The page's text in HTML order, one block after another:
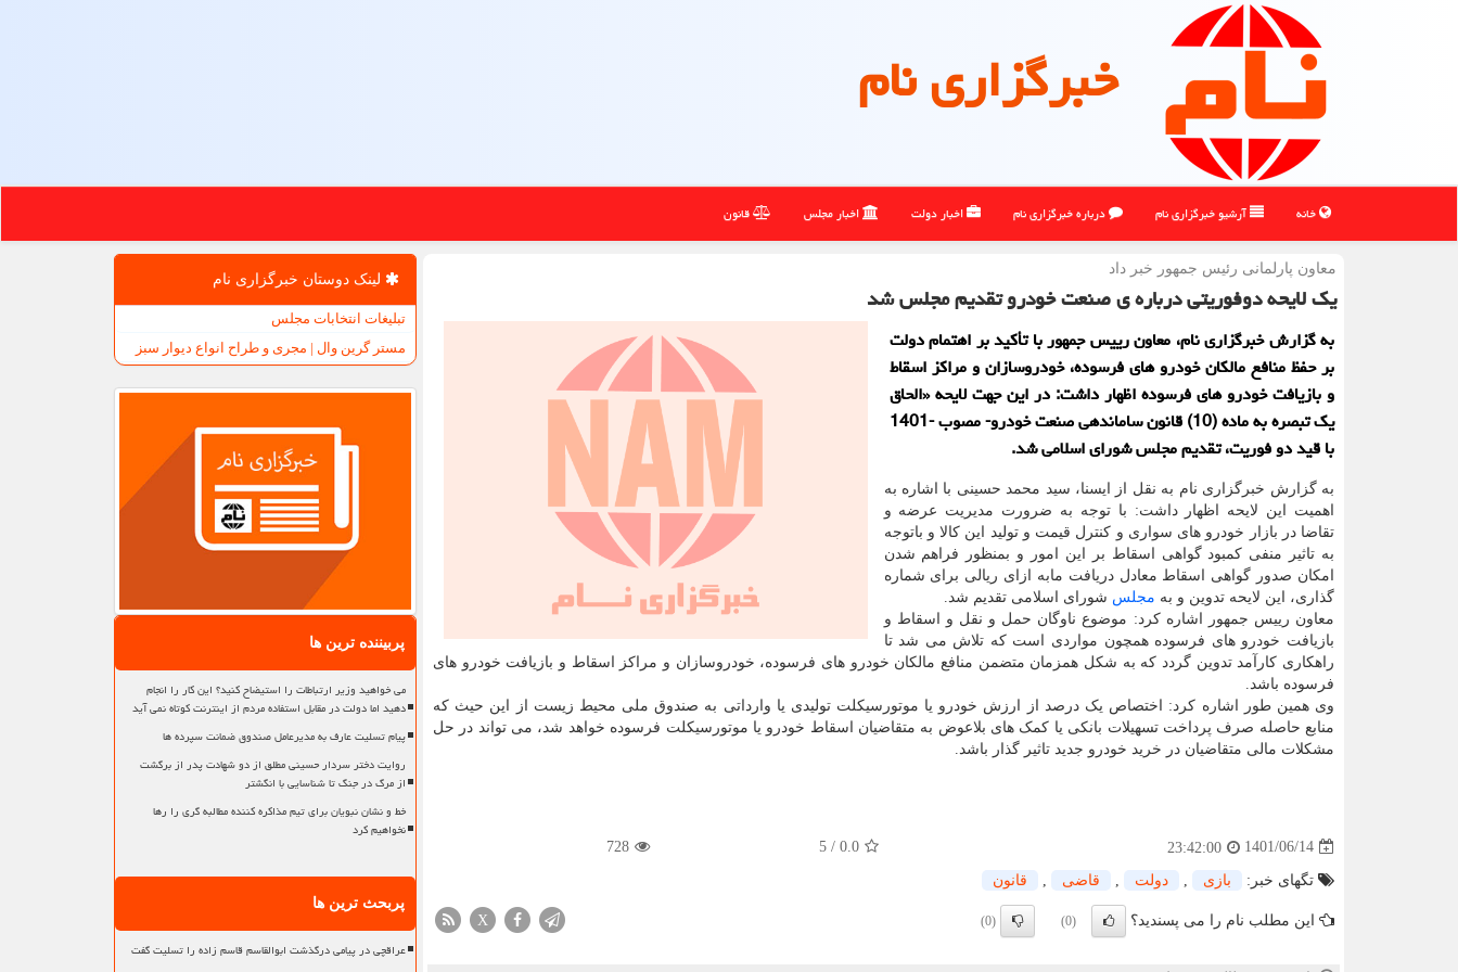
خبرگزاری نام
خانه آرشیو خبرگزاری نام درباره خبرگزاری نام اخبار دولت اخبار مجلس قانون
معاون پارلمانی رئیس جمهور خبر داد
یک لایحه دوفوریتی درباره ی صنعت خودرو تقدیم مجلس شد
به گزارش خبرگزاری نام، معاون رییس جمهور با تأکید بر اهتمام دولت
بر حفظ منافع مالکان خودرو های فرسوده، خودروسازان و مراکز اسقاط
و بازیافت خودرو های فرسوده اظهار داشت: در این جهت لایحه «الحاق
یک تبصره به ماده (10) قانون ساماندهی صنعت خودرو- مصوب -1401
با قید دو فوریت، تقدیم مجلس شورای اسلامی شد.
به گزارش خبرگزاری نام به نقل از ایسنا، سید محمد حسینی با اشاره به
اهمیت این لایحه اظهار داشت: با توجه به ضرورت مدیریت عرضه و
تقاضا در بازار خودرو های سواری و کنترل قیمت و تولید این کالا و باتوجه
به تاثیر منفی کمبود گواهی اسقاط بر این امور و بمنظور فراهم شدن
امکان صدور گواهی اسقاط معادل دریافت مابه ازای ریالی برای شماره
گذاری، این لایحه تدوین و به مجلس شورای اسلامی تقدیم شد.
معاون رییس جمهور اشاره کرد: موضوع ناوگان حمل و نقل و اسقاط و
بازیافت خودرو های فرسوده همچون مواردی است که تلاش می شد تا
راهکاری کارآمد تدوین گردد که به شکل همزمان متضمن منافع مالکان خودرو های فرسوده، خودروسازان و مراکز اسقاط و بازیافت خودرو های
فرسوده باشد.
وی همین طور اشاره کرد: اختصاص یک درصد از ارزش خودرو یا موتورسیکلت تولیدی یا وارداتی به صندوق ملی محیط زیست از این حیث که
منابع حاصله صرف پرداخت تسهیلات بانکی یا کمک های بلاعوض به متقاضیان اسقاط خودرو یا موتورسیکلت فرسوده خواهد شد، می تواند در حل
مشکلات مالی متقاضیان در خرید خودرو جدید تاثیر گذار باشد.
1401/06/14
23:42:00
0.0
/
5
728
تگهای خبر: بازی دولت قاضی قانون
این مطلب نام را می پسندید؟ (0)
(0)
X
لینک دوستان خبرگزاری نام
تبلیغات انتخابات مجلس
مستر گرین وال | مجری و طراح انواع دیوار سبز
پربیننده ترین ها
می خواهید وزیر ارتباطات را استیضاح کنید؟ این کار را انجام
دهید اما دولت در مقابل استفاده مردم از اینترنت کوتاه نمی آید
پیام تسلیت عارف به مدیرعامل صندوق ضمانت سپرده ها
روایت دختر سردار حسینی مطلق از دو شهادت پدر از برگشت
از مرگ در جنگ تا شناسایی با انگشتر
خط و نشان نبویان برای تیم مذاکره کننده مطالبه گری را رها
نخواهیم کرد
پربحث ترین ها
عراقچی در پیامی درگذشت ابوالقاسم قاسم زاده را تسلیت گفت